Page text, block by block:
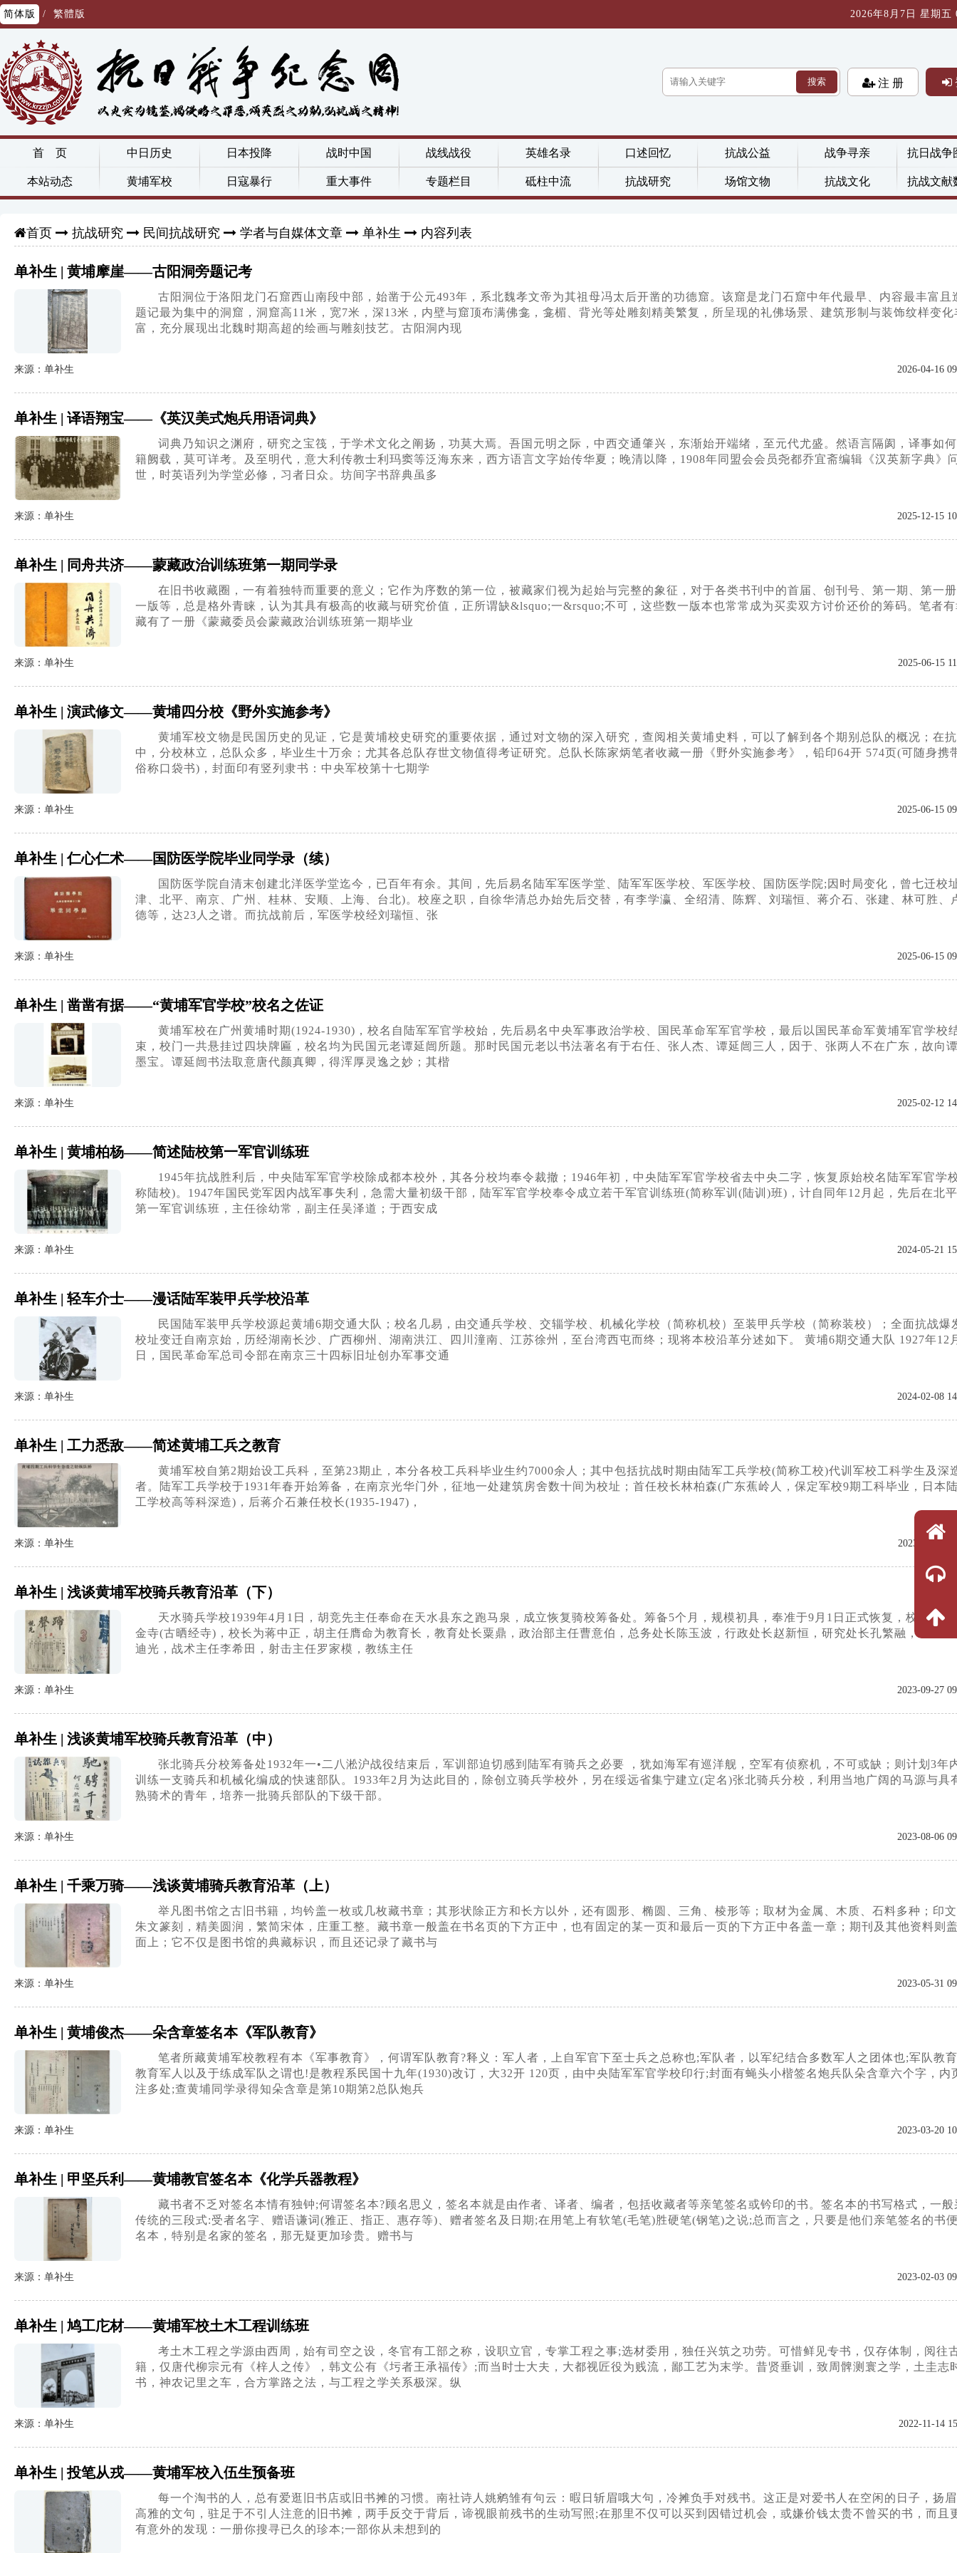
简体版 / 繁體版 2026年8月7日 星期五
搜索 注 册
首 页 中日历史 日本投降 战时中国 战线战役 英雄名录 口述回忆 抗战公益 战争寻亲 抗日战争
本站动态 黄埔军校 日寇暴行 重大事件 专题栏目 砥柱中流 抗战研究 场馆文物 抗战文化 抗战文献
首页 抗战研究 民间抗战研究 学者与自媒体文章 单补生 内容列表
单补生 | 黄埔摩崖——古阳洞旁题记考
古阳洞位于洛阳龙门石窟西山南段中部，始凿于公元493年，系北魏孝文帝为其祖母冯太后开凿的功德窟。该窟是龙门石窟中年代最早、内容最丰富且
题记最为集中的洞窟，洞窟高11米，宽7米，深13米，内壁与窟顶布满佛龛，龛楣、背光等处雕刻精美繁复，所呈现的礼佛场景、建筑形制与装饰纹样变化
富，充分展现出北魏时期高超的绘画与雕刻技艺。古阳洞内现
来源：单补生 2026-04-16
单补生 | 译语翔宝——《英汉美式炮兵用语词典》
词典乃知识之渊府，研究之宝筏，于学术文化之阐扬，功莫大焉。吾国元明之际，中西交通肇兴，东渐始开端绪，至元代尤盛。然语言隔阂，译事如
籍阙载，莫可详考。及至明代，意大利传教士利玛窦等泛海东来，西方语言文字始传华夏；晚清以降，1908年同盟会会员尧都乔宜斋编辑《汉英新字典》
世，时英语列为学堂必修，习者日众。坊间字书辞典虽多
来源：单补生 2025-12-15
单补生 | 同舟共济——蒙藏政治训练班第一期同学录
在旧书收藏圈，一有着独特而重要的意义；它作为序数的第一位，被藏家们视为起始与完整的象征，对于各类书刊中的首届、创刊号、第一期、第一
一版等，总是格外青睐，认为其具有极高的收藏与研究价值，正所谓缺&lsquo;一&rsquo;不可，这些数一版本也常常成为买卖双方讨价还价的筹码。笔者
藏有了一册《蒙藏委员会蒙藏政治训练班第一期毕业
来源：单补生 2025-06-15
单补生 | 演武修文——黄埔四分校《野外实施参考》
黄埔军校文物是民国历史的见证，它是黄埔校史研究的重要依据，通过对文物的深入研究，查阅相关黄埔史料，可以了解到各个期别总队的概况；在
中，分校林立，总队众多，毕业生十万余；尤其各总队存世文物值得考证研究。总队长陈家炳笔者收藏一册《野外实施参考》，铅印64开 574页(可随身携
俗称口袋书)，封面印有竖列隶书：中央军校第十七期学
来源：单补生 2025-06-15
单补生 | 仁心仁术——国防医学院毕业同学录（续）
国防医学院自清末创建北洋医学堂迄今，已百年有余。其间，先后易名陆军军医学堂、陆军军医学校、军医学校、国防医学院;因时局变化，曾七迁校
津、北平、南京、广州、桂林、安顺、上海、台北)。校座之职，自徐华清总办始先后交替，有李学瀛、全绍清、陈辉、刘瑞恒、蒋介石、张建、林可胜、
德等，达23人之谱。而抗战前后，军医学校经刘瑞恒、张
来源：单补生 2025-06-15
单补生 | 凿凿有据——“黄埔军官学校”校名之佐证
黄埔军校在广州黄埔时期(1924-1930)，校名自陆军军官学校始，先后易名中央军事政治学校、国民革命军军官学校，最后以国民革命军黄埔军官学校
束，校门一共悬挂过四块牌匾，校名均为民国元老谭延闿所题。那时民国元老以书法著名有于右任、张人杰、谭延闿三人，因于、张两人不在广东，故向
墨宝。谭延闿书法取意唐代颜真卿，得浑厚灵逸之妙；其楷
来源：单补生 2025-02-12
单补生 | 黄埔柏杨——简述陆校第一军官训练班
1945年抗战胜利后，中央陆军军官学校除成都本校外，其各分校均奉令裁撤；1946年初，中央陆军军官学校省去中央二字，恢复原始校名陆军军官学
称陆校)。1947年国民党军因内战军事失利，急需大量初级干部，陆军军官学校奉令成立若干军官训练班(简称军训(陆训)班)，计自同年12月起，先后在北
第一军官训练班，主任徐幼常，副主任吴泽道；于西安成
来源：单补生 2024-05-21
单补生 | 轻车介士——漫话陆军装甲兵学校沿革
民国陆军装甲兵学校源起黄埔6期交通大队；校名几易，由交通兵学校、交辎学校、机械化学校（简称机校）至装甲兵学校（简称装校）；全面抗战爆
校址变迁自南京始，历经湖南长沙、广西柳州、湖南洪江、四川潼南、江苏徐州，至台湾西屯而终；现将本校沿革分述如下。 黄埔6期交通大队 1927年12
日，国民革命军总司令部在南京三十四标旧址创办军事交通
来源：单补生 2024-02-08
单补生 | 工力悉敌——简述黄埔工兵之教育
黄埔军校自第2期始设工兵科，至第23期止，本分各校工兵科毕业生约7000余人；其中包括抗战时期由陆军工兵学校(简称工校)代训军校工科学生及深
者。陆军工兵学校于1931年春开始筹备，在南京光华门外，征地一处建筑房舍数十间为校址；首任校长林柏森(广东蕉岭人，保定军校9期工科毕业，日本
工学校高等科深造)，后蒋介石兼任校长(1935-1947)，
来源：单补生 2023-11-21
单补生 | 浅谈黄埔军校骑兵教育沿革（下）
天水骑兵学校1939年4月1日，胡竞先主任奉命在天水县东之跑马泉，成立恢复骑校筹备处。筹备5个月，规模初具，奉准于9月1日正式恢复，校本部设
金寺(古晒经寺)，校长为蒋中正，胡主任膺命为教育长，教育处长粟鼎，政治部主任曹意伯，总务处长陈玉波，行政处长赵新恒，研究处长孔繁融，马术
迪光，战术主任李希田，射击主任罗家模，教练主任
来源：单补生 2023-09-27
单补生 | 浅谈黄埔军校骑兵教育沿革（中）
张北骑兵分校筹备处1932年一•二八淞沪战役结束后，军训部迫切感到陆军有骑兵之必要 ，犹如海军有巡洋舰，空军有侦察机，不可或缺；则计划3年
训练一支骑兵和机械化编成的快速部队。1933年2月为达此目的，除创立骑兵学校外，另在绥远省集宁建立(定名)张北骑兵分校，利用当地广阔的马源与具
熟骑术的青年，培养一批骑兵部队的下级干部。
来源：单补生 2023-08-06
单补生 | 千乘万骑——浅谈黄埔骑兵教育沿革（上）
举凡图书馆之古旧书籍，均钤盖一枚或几枚藏书章；其形状除正方和长方以外，还有圆形、椭圆、三角、棱形等；取材为金属、木质、石料多种；印
朱文篆刻，精美圆润，繁简宋体，庄重工整。藏书章一般盖在书名页的下方正中，也有固定的某一页和最后一页的下方正中各盖一章；期刊及其他资料则
面上；它不仅是图书馆的典藏标识，而且还记录了藏书与
来源：单补生 2023-05-31
单补生 | 黄埔俊杰——朵含章签名本《军队教育》
笔者所藏黄埔军校教程有本《军事教育》，何谓军队教育?释义：军人者，上自军官下至士兵之总称也;军队者，以军纪结合多数军人之团体也;军队教
教育军人以及于练成军队之谓也!是教程系民国十九年(1930)改订，大32开 120页，由中央陆军军官学校印行;封面有蝇头小楷签名炮兵队朵含章六个字，内
注多处;查黄埔同学录得知朵含章是第10期第2总队炮兵
来源：单补生 2023-03-20
单补生 | 甲坚兵利——黄埔教官签名本《化学兵器教程》
藏书者不乏对签名本情有独钟;何谓签名本?顾名思义，签名本就是由作者、译者、编者，包括收藏者等亲笔签名或钤印的书。签名本的书写格式，一般
传统的三段式:受者名字、赠语谦词(雅正、指正、惠存等)、赠者签名及日期;在用笔上有软笔(毛笔)胜硬笔(钢笔)之说;总而言之，只要是他们亲笔签名的书
名本，特别是名家的签名，那无疑更加珍贵。赠书与
来源：单补生 2023-02-03
单补生 | 鸠工庀材——黄埔军校土木工程训练班
考土木工程之学源由西周，始有司空之设，冬官有工部之称，设职立官，专掌工程之事;选材委用，独任兴筑之功劳。可惜鲜见专书，仅存体制，阅往
籍，仅唐代柳宗元有《梓人之传》，韩文公有《圬者王承福传》;而当时士大夫，大都视匠役为贱流，鄙工艺为末学。昔贤垂训，致周髀测寰之学，土圭志
书，神农记里之车，合方掌路之法，与工程之学关系极深。纵
来源：单补生 2022-11-14
单补生 | 投笔从戎——黄埔军校入伍生预备班
每一个淘书的人，总有爱逛旧书店或旧书摊的习惯。南社诗人姚鹓雏有句云：暇日斩眉哦大句，冷摊负手对残书。这正是对爱书人在空闲的日子，扬
高雅的文句，驻足于不引人注意的旧书摊，两手反交于背后，谛视眼前残书的生动写照;在那里不仅可以买到因错过机会，或嫌价钱太贵不曾买的书，而且
有意外的发现：一册你搜寻已久的珍本;一部你从未想到的